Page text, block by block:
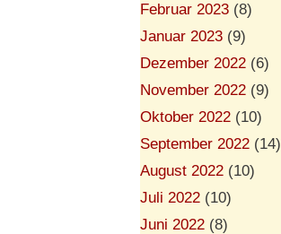
Februar 2023 (8)
Januar 2023 (9)
Dezember 2022 (6)
November 2022 (9)
Oktober 2022 (10)
September 2022 (14)
August 2022 (10)
Juli 2022 (10)
Juni 2022 (8)